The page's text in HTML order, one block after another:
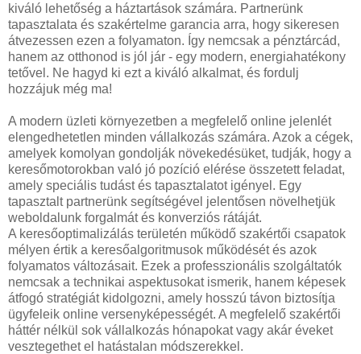
kiváló lehetőség a háztartások számára. Partnerünk
tapasztalata és szakértelme garancia arra, hogy sikeresen
átvezessen ezen a folyamaton. Így nemcsak a pénztárcád,
hanem az otthonod is jól jár - egy modern, energiahatékony
tetővel. Ne hagyd ki ezt a kiváló alkalmat, és fordulj
hozzájuk még ma!
A modern üzleti környezetben a megfelelő online jelenlét
elengedhetetlen minden vállalkozás számára. Azok a cégek,
amelyek komolyan gondolják növekedésüket, tudják, hogy a
keresőmotorokban való jó pozíció elérése összetett feladat,
amely speciális tudást és tapasztalatot igényel. Egy
tapasztalt partnerünk segítségével jelentősen növelhetjük
weboldalunk forgalmát és konverziós rátáját.
A keresőoptimalizálás területén működő szakértői csapatok
mélyen értik a keresőalgoritmusok működését és azok
folyamatos változásait. Ezek a professzionális szolgáltatók
nemcsak a technikai aspektusokat ismerik, hanem képesek
átfogó stratégiát kidolgozni, amely hosszú távon biztosítja
ügyfeleik online versenyképességét. A megfelelő szakértői
háttér nélkül sok vállalkozás hónapokat vagy akár éveket
vesztegethet el hatástalan módszerekkel.